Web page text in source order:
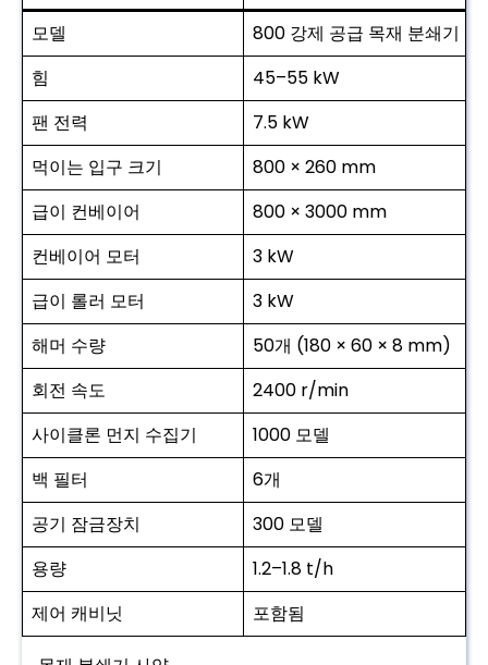
모델
800 강제 공급 목재 분쇄기
힘
45–55 kW
팬 전력
7.5 kW
먹이는 입구 크기
800 × 260 mm
급이 컨베이어
800 × 3000 mm
컨베이어 모터
3 kW
급이 롤러 모터
3 kW
해머 수량
50개 (180 × 60 × 8 mm)
회전 속도
2400 r/min
사이클론 먼지 수집기
1000 모델
백 필터
6개
공기 잠금장치
300 모델
용량
1.2–1.8 t/h
제어 캐비닛
포함됨